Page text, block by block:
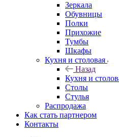
Зеркала
Обувницы
Полки
Прихожие
Тумбы
Шкафы
Кухня и столовая
Назад
Кухня и
Столы
Стулья
Распродажа
Как стать партнером
Контакты